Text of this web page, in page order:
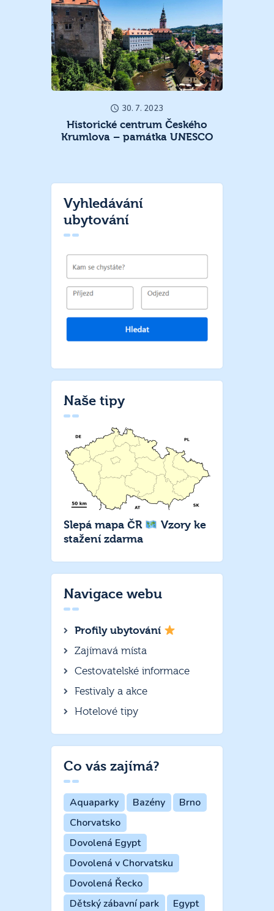
30. 7. 2023
Historické centrum Českého
Krumlova – památka UNESCO
Vyhledávání
ubytování
Naše tipy
Slepá mapa ČR
Vzory ke
stažení zdarma
Navigace webu
Profily ubytování
Zajímavá místa
Cestovatelské informace
Festivaly a akce
Hotelové tipy
Co vás zajímá?
Aquaparky Bazény
Brno
Chorvatsko
Dovolená Egypt
Dovolená v Chorvatsku
Dovolená Řecko
Dětský zábavní park
Egypt